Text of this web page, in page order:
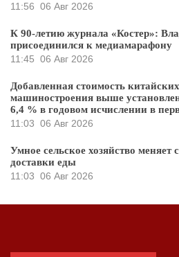
11:56 06 Авг 2026
К 90-летию журнала «Костер»:
присоединился к медиамарафону
11:45 06 Авг 2026
Добавленная стоимость
машиностроения выше
6,4 % в годовом исчислении в
11:03 06 Авг 2026
Умное сельское хозяйство
доставки еды
11:03 06 Авг 2026